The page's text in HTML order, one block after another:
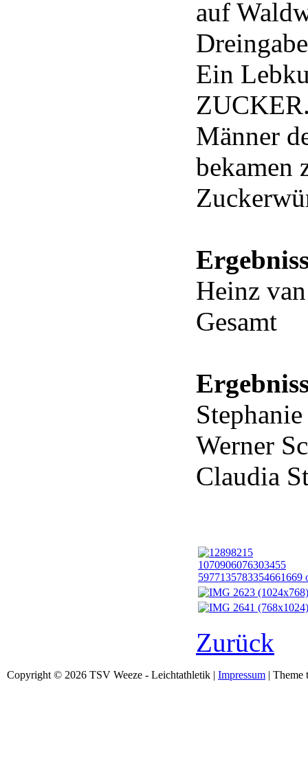
auf
Ein
Männer
bekamen
Heinz
Gesamt
Werner
Claudia
Zurück
Copyright © 2026 TSV Weeze - Leichtathletik | Impressum | Theme